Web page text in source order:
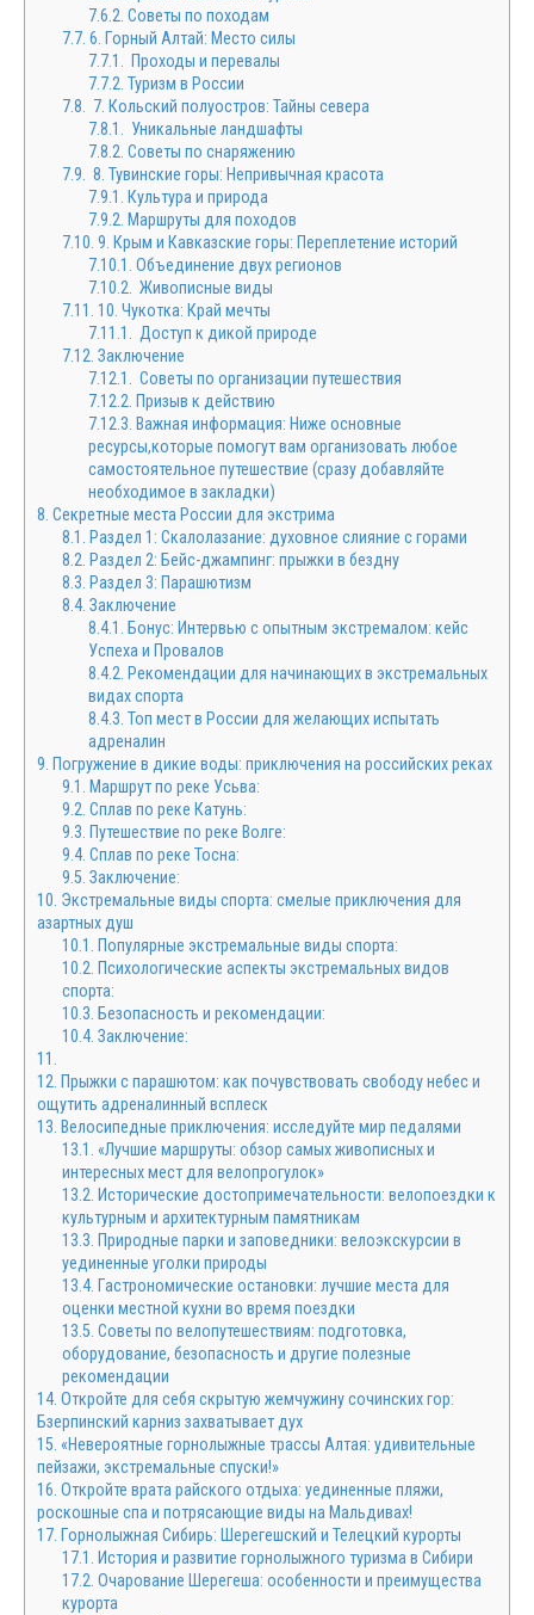
7.6.2. Советы по походам
7.7. 6. Горный Алтай: Место силы
7.7.1. Проходы и перевалы
7.7.2. Туризм в России
7.8. 7. Кольский полуостров: Тайны севера
7.8.1. Уникальные ландшафты
7.8.2. Советы по снаряжению
7.9. 8. Тувинские горы: Непривычная красота
7.9.1. Культура и природа
7.9.2. Маршруты для походов
7.10. 9. Крым и Кавказские горы: Переплетение историй
7.10.1. Объединение двух регионов
7.10.2. Живописные виды
7.11. 10. Чукотка: Край мечты
7.11.1. Доступ к дикой природе
7.12. Заключение
7.12.1. Советы по организации путешествия
7.12.2. Призыв к действию
7.12.3. Важная информация: Ниже основные
ресурсы,которые помогут вам организовать любое
самостоятельное путешествие (сразу добавляйте
необходимое в закладки)
8. Секретные места России для экстрима
8.1. Раздел 1: Скалолазание: духовное слияние с горами
8.2. Раздел 2: Бейс-джампинг: прыжки в бездну
8.3. Раздел 3: Парашютизм
8.4. Заключение
8.4.1. Бонус: Интервью с опытным экстремалом: кейс
Успеха и Провалов
8.4.2. Рекомендации для начинающих в экстремальных
видах спорта
8.4.3. Топ мест в России для желающих испытать
адреналин
9. Погружение в дикие воды: приключения на российских реках
9.1. Маршрут по реке Усьва:
9.2. Сплав по реке Катунь:
9.3. Путешествие по реке Волге:
9.4. Сплав по реке Тосна:
9.5. Заключение:
10. Экстремальные виды спорта: смелые приключения для
азартных душ
10.1. Популярные экстремальные виды спорта:
10.2. Психологические аспекты экстремальных видов
спорта:
10.3. Безопасность и рекомендации:
10.4. Заключение:
11.
12. Прыжки с парашютом: как почувствовать свободу небес и
ощутить адреналинный всплеск
13. Велосипедные приключения: исследуйте мир педалями
13.1. «Лучшие маршруты: обзор самых живописных и
интересных мест для велопрогулок»
13.2. Исторические достопримечательности: велопоездки к
культурным и архитектурным памятникам
13.3. Природные парки и заповедники: велоэкскурсии в
уединенные уголки природы
13.4. Гастрономические остановки: лучшие места для
оценки местной кухни во время поездки
13.5. Советы по велопутешествиям: подготовка,
оборудование, безопасность и другие полезные
рекомендации
14. Откройте для себя скрытую жемчужину сочинских гор:
Бзерпинский карниз захватывает дух
15. «Невероятные горнолыжные трассы Алтая: удивительные
пейзажи, экстремальные спуски!»
16. Откройте врата райского отдыха: уединенные пляжи,
роскошные спа и потрясающие виды на Мальдивах!
17. Горнолыжная Сибирь: Шерегешский и Телецкий курорты
17.1. История и развитие горнолыжного туризма в Сибири
17.2. Очарование Шерегеша: особенности и преимущества
курорта